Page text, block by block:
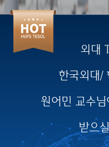
외대
한국외대/
원어민 교수
받으